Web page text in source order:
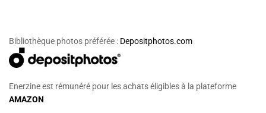
Bibliothèque photos préférée : Depositphotos.com
Enerzine est rémunéré pour les achats éligibles à la plateforme
AMAZON